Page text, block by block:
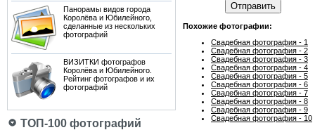
Панорамы видов города
Королёва и Юбилейного,
сделанные из нескольких
фотографий
ВИЗИТКИ фотографов
Королёва и Юбилейного.
Рейтинг фотографов и их
фотографий
ТОП-100 фотографий
Отправить
Похожие фотографии:
Свадебная фотография - 1
Свадебная фотография - 2
Свадебная фотография - 3
Свадебная фотография - 4
Свадебная фотография - 5
Свадебная фотография - 6
Свадебная фотография - 7
Свадебная фотография - 8
Свадебная фотография - 9
Свадебная фотография - 10